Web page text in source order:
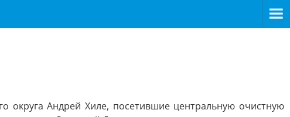
округа Андрей Хиле, посетившие центральную очистную